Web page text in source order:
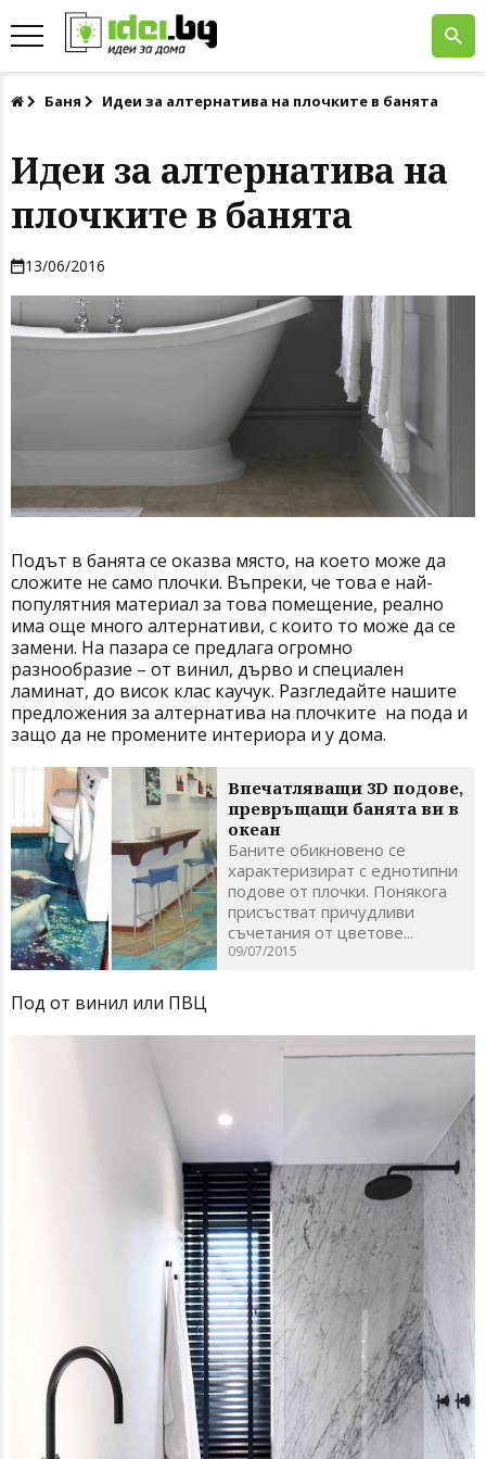
Баня Идеи за алтернатива на плочките в банята
Идеи за алтернатива на
плочките в банята
13/06/2016
Подът в банята се оказва място, на което може да
сложите не само плочки. Въпреки, че това е най-
популятния материал за това помещение, реално
има още много алтернативи, с които то може да се
замени. На пазара се предлага огромно
разнообразие – от винил, дърво и специален
ламинат, до висок клас каучук. Разгледайте нашите
предложения за алтернатива на плочките на пода и
защо да не промените интериора и у дома.
Впечатляващи 3D подове,
превръщащи банята ви в
океан
Баните обикновено се
характеризират с еднотипни
подове от плочки. Понякога
присъстват причудливи
съчетания от цветове...
09/07/2015
Под от винил или ПВЦ